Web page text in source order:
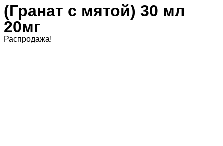
(Гранат с мятой) 30 мл
20мг
Распродажа!